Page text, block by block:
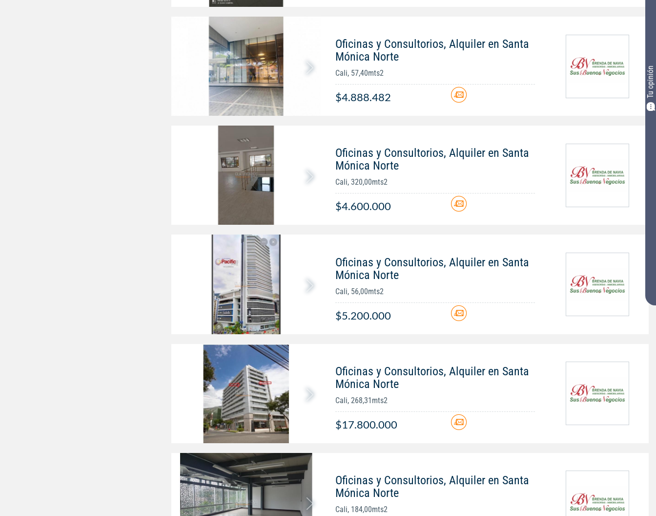
Tu opinión
Oficinas y Consultorios, Alquiler en Santa
Mónica Norte
Cali, 57,40mts2
$4.888.482
Oficinas y Consultorios, Alquiler en Santa
Mónica Norte
Cali, 320,00mts2
$4.600.000
Oficinas y Consultorios, Alquiler en Santa
Mónica Norte
Cali, 56,00mts2
$5.200.000
Oficinas y Consultorios, Alquiler en Santa
Mónica Norte
Cali, 268,31mts2
$17.800.000
Oficinas y Consultorios, Alquiler en Santa
Mónica Norte
Cali, 184,00mts2